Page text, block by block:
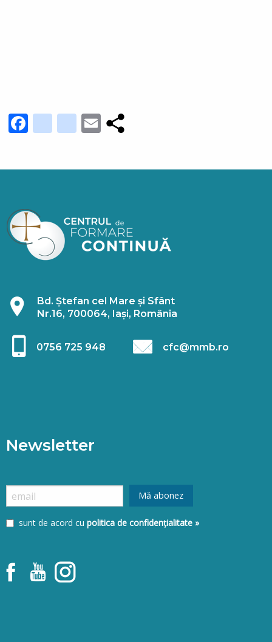
Facebook
youtube_channel
instagram
Email
Bd. Ștefan cel Mare și Sfânt
Nr.16, 700064, Iași, România
0756 725 948 cfc@mmb.ro
Newsletter
sunt de acord cu politica de confidențialitate »